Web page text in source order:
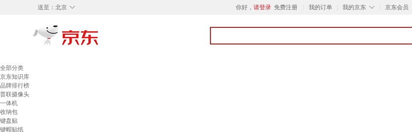
◇
送至： 北京 你好， 请登录 免费注册 我的订单 ◇
我的京东 京东会员
全部分类
京东知识库
品牌排行榜
普联摄像头
一体机
收纳包
键盘贴
键帽贴纸